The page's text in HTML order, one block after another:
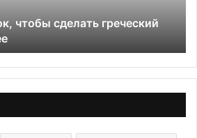
чтобы сделать греческий